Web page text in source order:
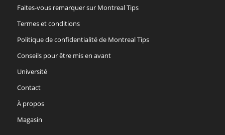
Faites-vous remarquer sur Montreal Tips
Termes et conditions
Politique de confidentialité de Montreal Tips
Conseils pour être mis en avant
Université
Contact
À propos
Magasin